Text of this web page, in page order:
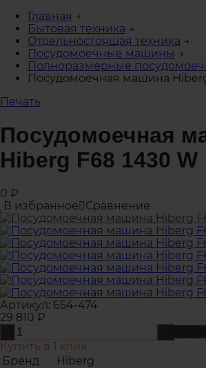
Главная →
Бытовая техника →
Отдельностоящая техника →
Посудомоечные машины →
Полноразмерные
Посудомоечная машина
Печать
Посудомоечная
Hiberg F68 1430 W
0 ₽
В избранное
Сравнение
Артикул: 654-474
29 810 ₽
Купить в 1 клик
Бренд
Hiberg